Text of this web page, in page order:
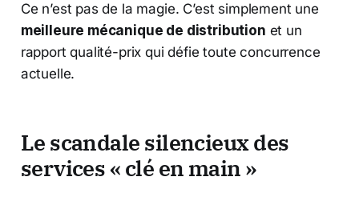
Ce n’est pas de la magie. C’est simplement une
meilleure mécanique de distribution et un
rapport qualité-prix qui défie toute concurrence
actuelle.
Le scandale silencieux des
services « clé en main »